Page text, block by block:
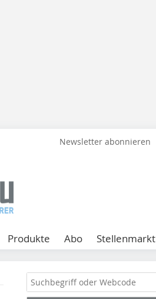
Newsletter abonnieren
Produkte Abo Stellenmarkt